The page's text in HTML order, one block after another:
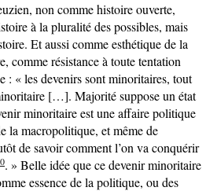
non comme histoire ouverte,
à la pluralité des possibles, mais
Et aussi comme esthétique de la
comme résistance à toute tentation
: « les devenirs sont minoritaires, tout
[…]. Majorité suppose un état
minoritaire est une affaire politique
la macropolitique, et même de
de savoir comment l’on va conquérir
. » Belle idée que ce devenir minoritaire
essence de la politique, ou des